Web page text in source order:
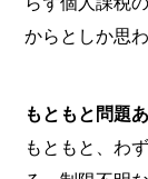
からとしか思
もともと問題
もともと、わ